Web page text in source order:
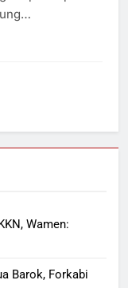
Wamen:
Barok, Forkabi